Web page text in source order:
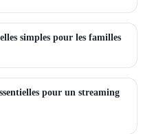
simples pour les familles
pour un streaming